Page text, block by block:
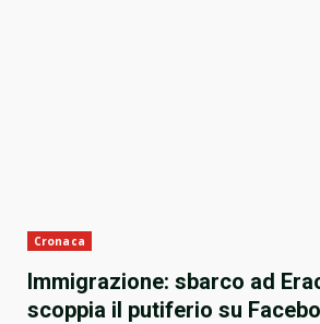
Cronaca
Immigrazione: sbarco ad
scoppia il putiferio su